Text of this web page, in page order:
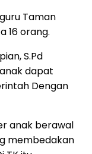
Taman
16 orang.
S.Pd
dapat
Dengan
anak berawal
membedakan